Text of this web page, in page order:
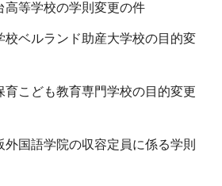
等学校の学則変更の件
ベルランド助産大学校の目的変
こども教育専門学校の目的変更
国語学院の収容定員に係る学則